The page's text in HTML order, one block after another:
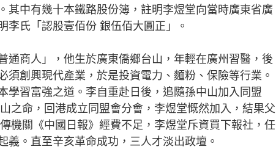
其中有幾十本鐵路股份簿，註明李煜堂向當時廣東省廣
李氏「認股壹佰份 銀伍佰大圓正」。
通商人」，他生於廣東僑鄉台山，年輕在廣州習醫，後
創興現代產業，於是投資電力、麵粉、保險等行業。
學習富強之道。李自重赴日後，追隨孫中山加入同盟
之命，回港成立同盟會分會，李煜堂慨然加入，結果父
機關《中國日報》經費不足，李煜堂斥資買下報社，任
。直至辛亥革命成功，三人才淡出政壇。